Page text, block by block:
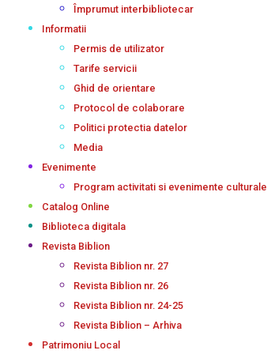
Împrumut interbibliotecar
Informatii
Permis de utilizator
Tarife servicii
Ghid de orientare
Protocol de colaborare
Politici protectia datelor
Media
Evenimente
Program activitati si evenimente culturale
Catalog Online
Biblioteca digitala
Revista Biblion
Revista Biblion nr. 27
Revista Biblion nr. 26
Revista Biblion nr. 24-25
Revista Biblion – Arhiva
Patrimoniu Local